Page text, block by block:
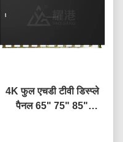
4K फुल एचडी टीवी डिस्प्ले
पैनल 65" 75" 85"